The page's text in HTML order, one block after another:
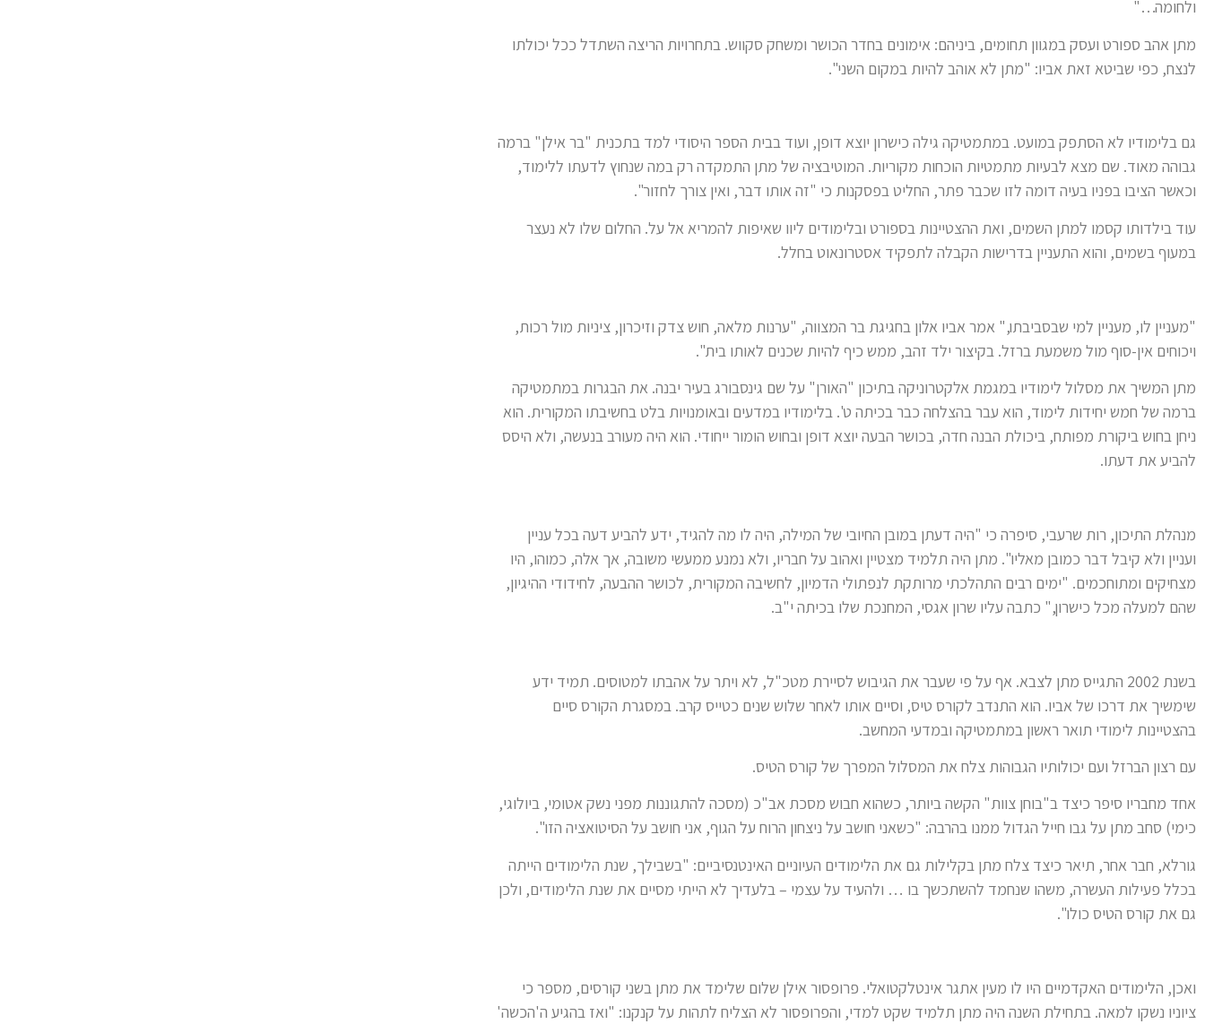
ולחומה…"
מתן אהב ספורט ועסק במגוון תחומים, ביניהם: אימונים בחדר הכושר ומשחק סקווש. בתחרויות הריצה השתדל ככל יכולתו
לנצח, כפי שביטא זאת אביו: "מתן לא אוהב להיות במקום השני".
גם בלימודיו לא הסתפק במועט. במתמטיקה גילה כישרון יוצא דופן, ועוד בבית הספר היסודי למד בתכנית "בר אילן" ברמה
גבוהה מאוד. שם מצא לבעיות מתמטיות הוכחות מקוריות. המוטיבציה של מתן התמקדה רק במה שנחוץ לדעתו ללימוד,
וכאשר הציבו בפניו בעיה דומה לזו שכבר פתר, החליט בפסקנות כי "זה אותו דבר, ואין צורך לחזור".
עוד בילדותו קסמו למתן השמים, ואת ההצטיינות בספורט ובלימודים ליוו שאיפות להמריא אל על. החלום שלו לא נעצר
במעוף בשמים, והוא התעניין בדרישות הקבלה לתפקיד אסטרונאוט בחלל.
"מעניין לו, מעניין למי שבסביבתו," אמר אביו אלון בחגיגת בר המצווה, "ערנות מלאה, חוש צדק וזיכרון, ציניות מול רכות,
ויכוחים אין-סוף מול משמעת ברזל. בקיצור ילד זהב, ממש כיף להיות שכנים לאותו בית".
מתן המשיך את מסלול לימודיו במגמת אלקטרוניקה בתיכון "האורן" על שם גינסבורג בעיר יבנה. את הבגרות במתמטיקה
ברמה של חמש יחידות לימוד, הוא עבר בהצלחה כבר בכיתה ט'. בלימודיו במדעים ובאומנויות בלט בחשיבתו המקורית. הוא
ניחן בחוש ביקורת מפותח, ביכולת הבנה חדה, בכושר הבעה יוצא דופן ובחוש הומור ייחודי. הוא היה מעורב בנעשה, ולא היסס
להביע את דעתו.
מנהלת התיכון, רות שרעבי, סיפרה כי "היה דעתן במובן החיובי של המילה, היה לו מה להגיד, ידע להביע דעה בכל עניין
ועניין ולא קיבל דבר כמובן מאליו". מתן היה תלמיד מצטיין ואהוב על חבריו, ולא נמנע ממעשי משובה, אך אלה, כמוהו, היו
מצחיקים ומתוחכמים. "ימים רבים התהלכתי מרותקת לנפתולי הדמיון, לחשיבה המקורית, לכושר ההבעה, לחידודי ההיגיון,
שהם למעלה מכל כישרון," כתבה עליו שרון אגסי, המחנכת שלו בכיתה י"ב.
בשנת 2002 התגייס מתן לצבא. אף על פי שעבר את הגיבוש לסיירת מטכ"ל, לא ויתר על אהבתו למטוסים. תמיד ידע
שימשיך את דרכו של אביו. הוא התנדב לקורס טיס, וסיים אותו לאחר שלוש שנים כטייס קרב. במסגרת הקורס סיים
בהצטיינות לימודי תואר ראשון במתמטיקה ובמדעי המחשב.
עם רצון הברזל ועם יכולותיו הגבוהות צלח את המסלול המפרך של קורס הטיס.
אחד מחבריו סיפר כיצד ב"בוחן צוות" הקשה ביותר, כשהוא חבוש מסכת אב"כ (מסכה להתגוננות מפני נשק אטומי, ביולוגי,
כימי) סחב מתן על גבו חייל הגדול ממנו בהרבה: "כשאני חושב על ניצחון הרוח על הגוף, אני חושב על הסיטואציה הזו".
גורלא, חבר אחר, תיאר כיצד צלח מתן בקלילות גם את הלימודים העיוניים האינטנסיביים: "בשבילך, שנת הלימודים הייתה
בכלל פעילות העשרה, משהו שנחמד להשתכשך בו … ולהעיד על עצמי – בלעדיך לא הייתי מסיים את שנת הלימודים, ולכן
גם את קורס הטיס כולו".
ואכן, הלימודים האקדמיים היו לו מעין אתגר אינטלקטואלי. פרופסור אילן שלום שלימד את מתן בשני קורסים, מספר כי
ציוניו נשקו למאה. בתחילת השנה היה מתן תלמיד שקט למדי, והפרופסור לא הצליח לתהות על קנקנו: "ואז בהגיע ה'הכשה'